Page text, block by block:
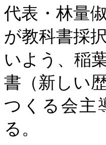
代表・林量
が教科書採
いよう、稲
書（新しい
つくる会主
る。